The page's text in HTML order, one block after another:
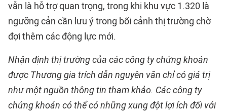
vẫn là hỗ trợ quan trọng, trong khi khu vực 1.320 là
ngưỡng cản cần lưu ý trong bối cảnh thị trường chờ
đợi thêm các động lực mới.
Nhận định thị trường của các công ty chứng khoán
được Thương gia trích dẫn nguyên văn chỉ có giá trị
như một nguồn thông tin tham khảo. Các công ty
chứng khoán có thể có những xung đột lợi ích đối với